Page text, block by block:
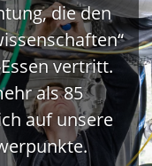
die den
vertritt.
als 85
auf unsere